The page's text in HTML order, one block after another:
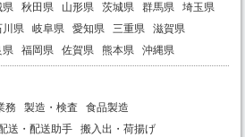
県 秋田県 山形県 茨城県 群馬県
埼玉県
川県 岐阜県 愛知県 三重県
滋賀県
県 福岡県 佐賀県 熊本県 沖縄県
務 製造・検査
食品製造
送・配送助手
搬入出・荷揚げ